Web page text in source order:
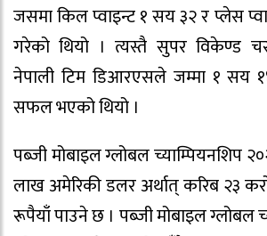
जसमा किल प्वाइन्ट १ सय ३२ र प्लेस
गरेको थियो । त्यस्तै सुपर विकेण्ड
नेपाली टिम डिआरएसले जम्मा १ सय
सफल भएको थियो ।
पब्जी मोबाइल ग्लोबल च्याम्पियनशिप
लाख अमेरिकी डलर अर्थात् करिब २३
रूपैयाँ पाउने छ । पब्जी मोबाइल ग्लोबल